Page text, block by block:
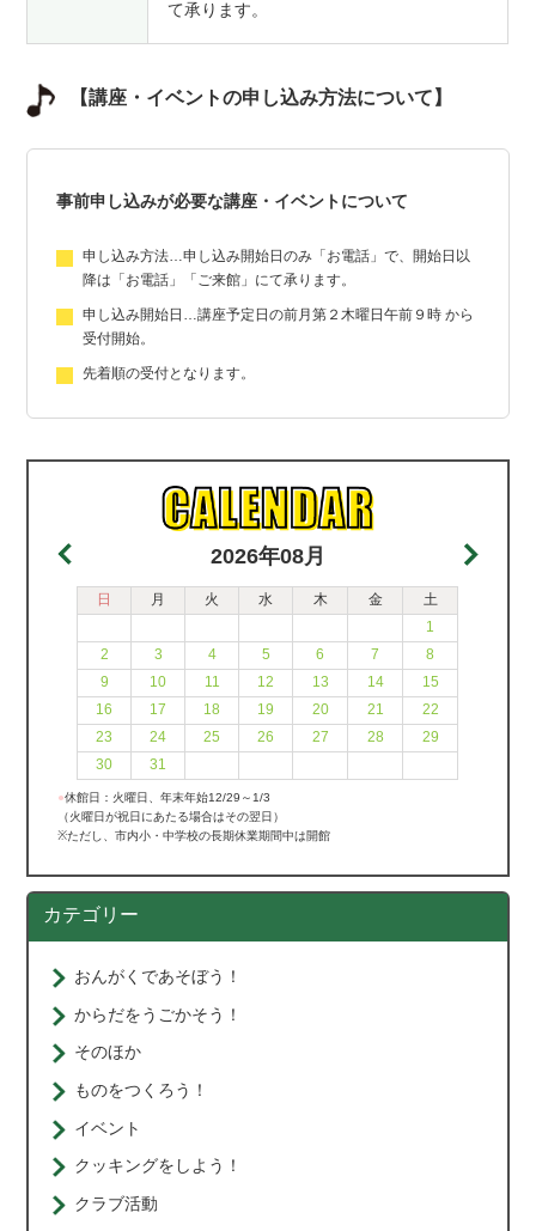
て承ります。
【講座・イベントの申し込み方法について】
事前申し込みが必要な講座・イベントについて
申し込み方法…申し込み開始日のみ「お電話」で、開始日以
降は「お電話」「ご来館」にて承ります。
申し込み開始日…講座予定日の前月第２木曜日午前９時 から
受付開始。
先着順の受付となります。
2026年08月
日 月 火 水 木 金
土
1
2
3 4 5 6 7
8
9
10 11 12 13 14
15
16
17 18 19 20 21
22
23
24 25 26 27 28
29
30
31
●休館日：火曜日、年末年始12/29～1/3
（火曜日が祝日にあたる場合はその翌日）
※ただし、市内小・中学校の長期休業期間中は開館
カテゴリー
おんがくであそぼう！
からだをうごかそう！
そのほか
ものをつくろう！
イベント
クッキングをしよう！
クラブ活動